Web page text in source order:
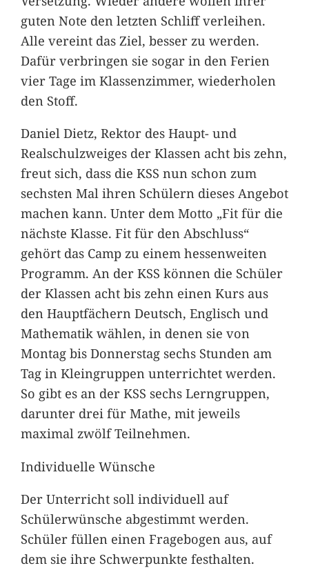
guten Note den letzten Schliff verleihen.
Alle vereint das Ziel, besser zu werden.
Dafür verbringen sie sogar in den Ferien
vier Tage im Klassenzimmer, wiederholen
den Stoff.
Daniel Dietz, Rektor des Haupt- und
Realschulzweiges der Klassen acht bis zehn,
freut sich, dass die KSS nun schon zum
sechsten Mal ihren Schülern dieses Angebot
machen kann. Unter dem Motto „Fit für die
nächste Klasse. Fit für den Abschluss“
gehört das Camp zu einem hessenweiten
Programm. An der KSS können die Schüler
der Klassen acht bis zehn einen Kurs aus
den Hauptfächern Deutsch, Englisch und
Mathematik wählen, in denen sie von
Montag bis Donnerstag sechs Stunden am
Tag in Kleingruppen unterrichtet werden.
So gibt es an der KSS sechs Lerngruppen,
darunter drei für Mathe, mit jeweils
maximal zwölf Teilnehmen.
Individuelle Wünsche
Der Unterricht soll individuell auf
Schülerwünsche abgestimmt werden.
Schüler füllen einen Fragebogen aus, auf
dem sie ihre Schwerpunkte festhalten.